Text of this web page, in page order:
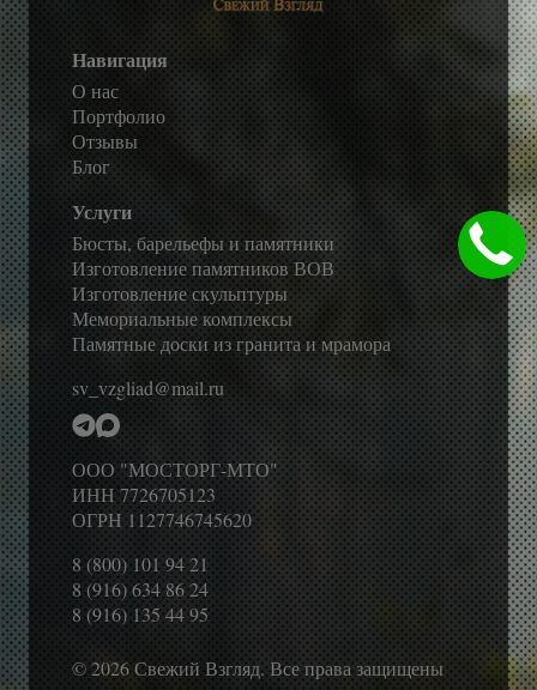
Навигация
О нас
Портфолио
Отзывы
Блог
Услуги
Бюсты, барельефы и памятники
Изготовление памятников ВОВ
Изготовление скульптуры
Мемориальные комплексы
Памятные доски из гранита и мрамора
sv_vzgliad@mail.ru
ООО "МОСТОРГ-МТО"
ИНН 7726705123
ОГРН 1127746745620
8 (800) 101 94 21
8 (916) 634 86 24
8 (916) 135 44 95
© 2026 Свежий Взгляд. Все права защищены